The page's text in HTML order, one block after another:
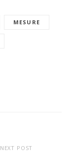
MESURE
NEXT POST